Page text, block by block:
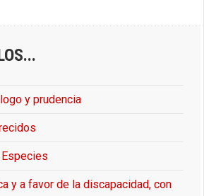
y prudencia
y a favor de la discapacidad, con